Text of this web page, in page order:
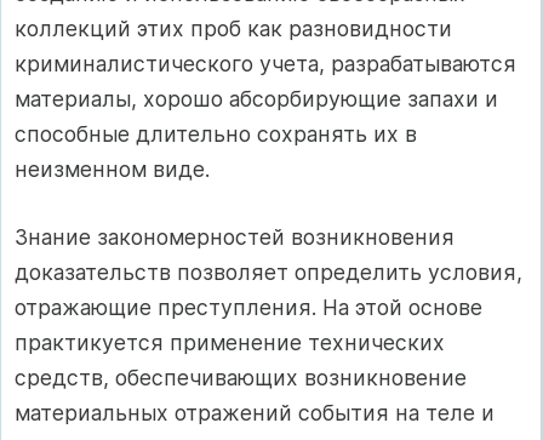
коллекций этих проб как разновидности
криминалистического учета, разрабатываются
материалы, хорошо абсорбирующие запахи и
способные длительно сохранять их в
неизменном виде.
Знание закономерностей возникновения
доказательств позволяет определить условия,
отражающие преступления. На этой основе
практикуется применение технических
средств, обеспечивающих возникновение
материальных отражений события на теле и